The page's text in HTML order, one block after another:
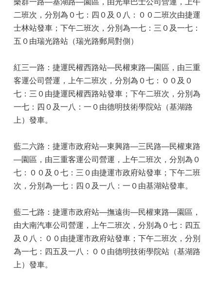
樂群一路—基湖路—園區，由光華巴士公司營運，上午
二班次，分別為０七：四０及０八：００二班次由捷運
士林站發車；下午二班次，分別為一七：三０及一七：
五０由瑞光路站（瑞光路郵局對側）
紅三一路：捷運民權西路站—民權東路—園區，由三重
客運公司營運，上午二班次，分別為０七：００及０
七：三０由捷運民權西路站發車；下午二班次，分別為
一七：四０及一八：一０由德明技術學院站（基湖路
上）發車。
藍二六路：捷運市政府站—東興路—三民路—民權東路
—園區，由三重客運公司營運，上午二班次，分別為０
七：００及０七：三０由捷運市政府站發車；下午二班
次，分別為一七：四０及一八：一０由基湖站發車。
藍二七路：捷運市政府站—撫遠街—民權東路—園區，
由大南汽車公司營運，上午二班次，分別為０七：四五
及０八：００由捷運市政府站發車；下午二班次，分別
為一七：四五及一八：００由德明技術學院站（基湖路
上）發車。